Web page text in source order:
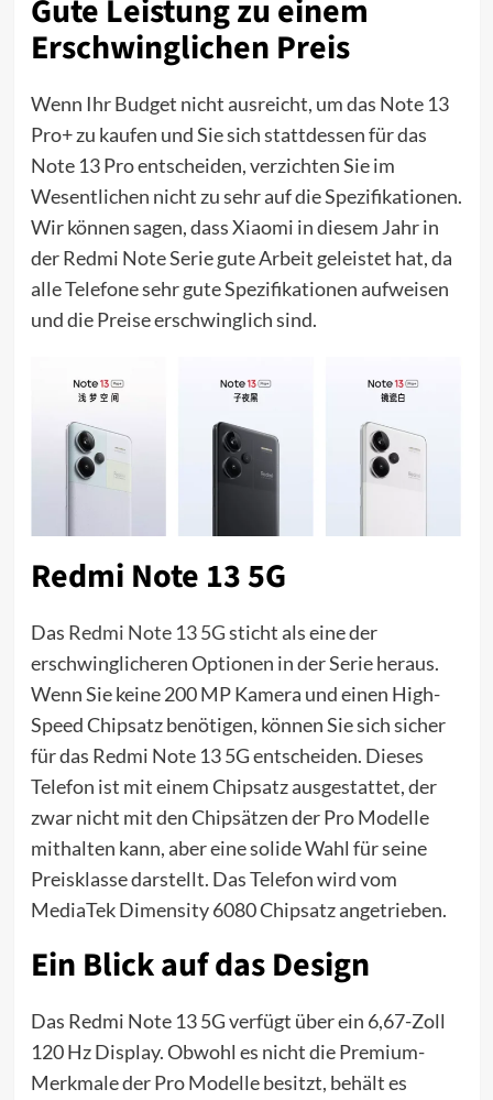
Gute Leistung zu einem
Erschwinglichen Preis
Wenn Ihr Budget nicht ausreicht, um das Note 13
Pro+ zu kaufen und Sie sich stattdessen für das
Note 13 Pro entscheiden, verzichten Sie im
Wesentlichen nicht zu sehr auf die Spezifikationen.
Wir können sagen, dass Xiaomi in diesem Jahr in
der Redmi Note Serie gute Arbeit geleistet hat, da
alle Telefone sehr gute Spezifikationen aufweisen
und die Preise erschwinglich sind.
Redmi Note 13 5G
Das Redmi Note 13 5Gsticht als eine der
erschwinglicheren Optionen in der Serie heraus.
Wenn Sie keine 200 MP Kamera und einen High-
Speed Chipsatz benötigen, können Sie sich sicher
für das Redmi Note 13 5G entscheiden. Dieses
Telefon ist mit einem Chipsatz ausgestattet, der
zwar nicht mit den Chipsätzen der Pro Modelle
mithalten kann, aber eine solide Wahl für seine
Preisklasse darstellt. Das Telefon wird vom
MediaTek Dimensity 6080 Chipsatz angetrieben.
Ein Blick auf das Design
Das Redmi Note 13 5G verfügt über ein 6,67-Zoll
120 Hz Display. Obwohl es nicht die Premium-
Merkmale der Pro Modelle besitzt, behält es